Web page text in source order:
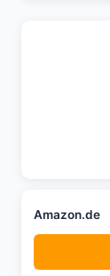
Amazon.de